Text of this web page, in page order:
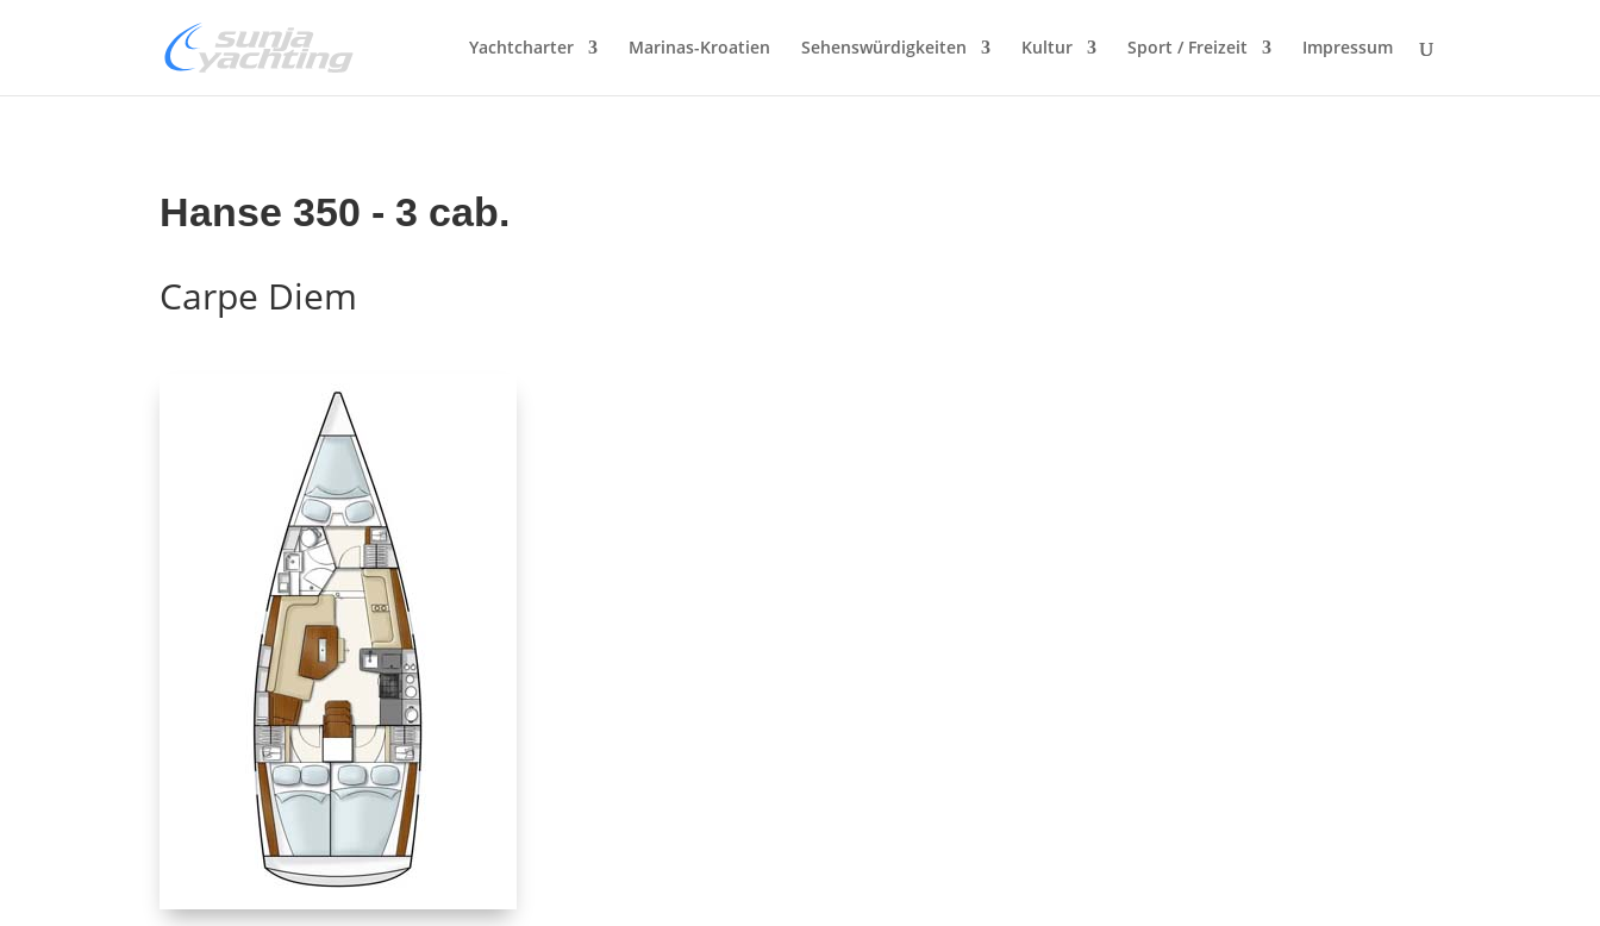
Yachtcharter Marinas-Kroatien Sehenswürdigkeiten Kultur Sport / Freizeit Impressum
Hanse 350 - 3 cab.
Carpe Diem